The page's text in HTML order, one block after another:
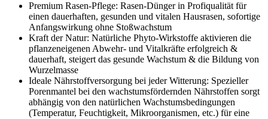
Premium Rasen-Pflege: Rasen-Dünger in Profiqualität für
einen dauerhaften, gesunden und vitalen Hausrasen, sofortige
Anfangswirkung ohne Stoßwachstum
Kraft der Natur: Natürliche Phyto-Wirkstoffe aktivieren die
pflanzeneigenen Abwehr- und Vitalkräfte erfolgreich &
dauerhaft, steigert das gesunde Wachstum & die Bildung von
Wurzelmasse
Ideale Nährstoffversorgung bei jeder Witterung: Spezieller
Porenmantel bei den wachstumsfördernden Nährstoffen sorgt
abhängig von den natürlichen Wachstumsbedingungen
(Temperatur, Feuchtigkeit, Mikroorganismen, etc.) für eine